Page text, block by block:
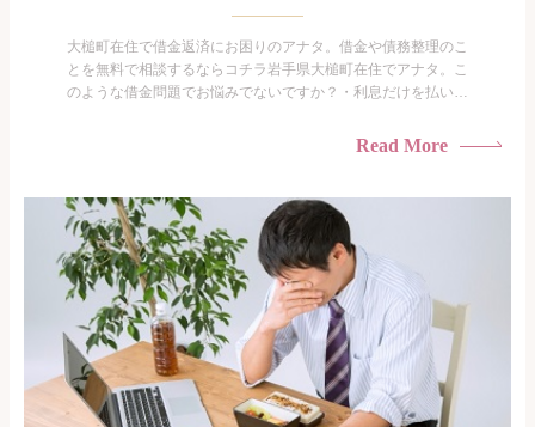
大槌町在住で借金返済にお困りのアナタ。借金や債務整理のこ
とを無料で相談するならコチラ岩手県大槌町在住でアナタ。こ
のような借金問題でお悩みでないですか？・利息だけを払い続
られたくない・借金の催促、取り立てで憂鬱になる。・闇金に
がありま...
Read More